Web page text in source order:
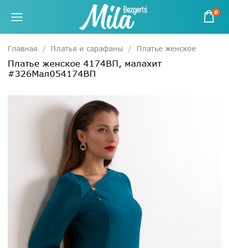
0
Главная Платья и сарафаны Платье женское
Платье женское 4174ВП, малахит
#326Мал054174ВП